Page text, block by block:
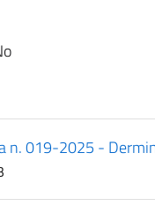
n. 019-2025 -